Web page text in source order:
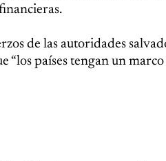
de las autoridades
países tengan un